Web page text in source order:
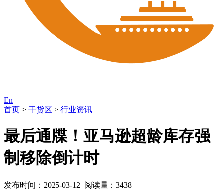
En
首页 > 干货区 > 行业资讯
最后通牒！亚马逊超龄库存强
制移除倒计时
发布时间：2025-03-12 阅读量：3438